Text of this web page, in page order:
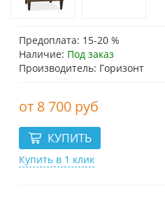
Предоплата: 15-20 %
Наличие: Под заказ
Производитель: Горизонт
8 700 руб
Купить в 1 клик